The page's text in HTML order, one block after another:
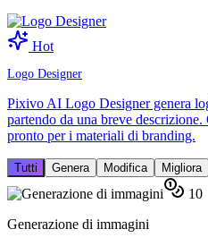
Hot
Logo Designer
Pixivo AI Logo Designer genera
partendo da una breve
pronto per i materiali di branding.
Tutti Genera Modifica Migliora
10
Generazione di immagini